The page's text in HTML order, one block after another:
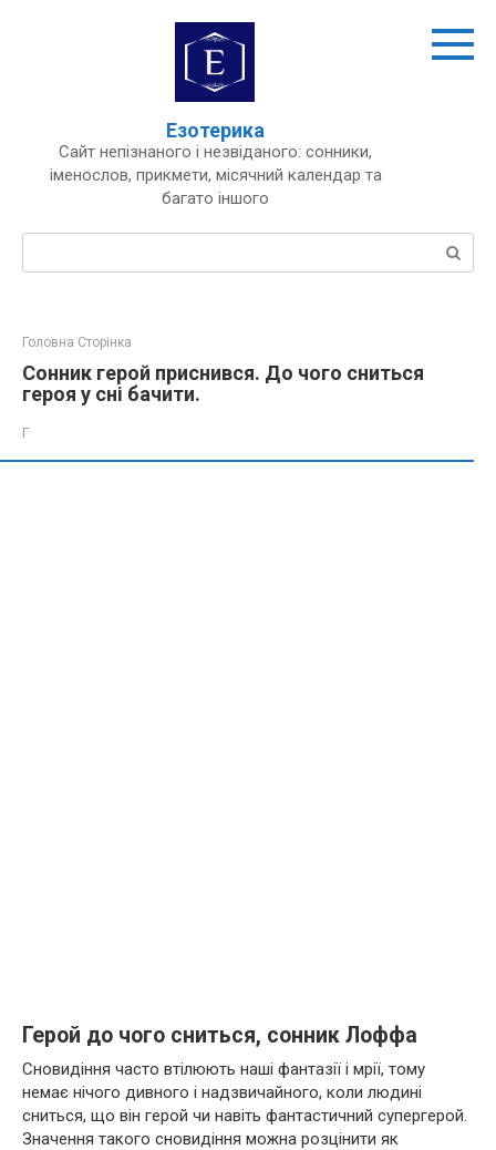
Езотерика
Сайт непізнаного і незвіданого: сонники,
іменослов, прикмети, місячний календар та
багато іншого
Пошук:
Головна Сторінка
Сонник герой приснився. До чого сниться
героя у сні бачити.
Г
Герой до чого сниться, сонник Лоффа
Сновидіння часто втілюють наші фантазії і мрії, тому
немає нічого дивного і надзвичайного, коли людині
сниться, що він герой чи навіть фантастичний супергерой.
Значення такого сновидіння можна розцінити як